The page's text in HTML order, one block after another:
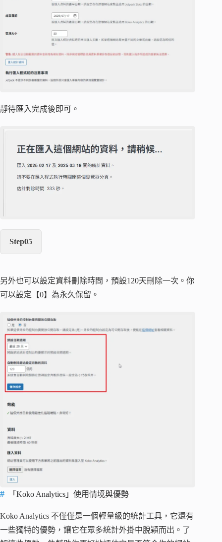
靜待匯入完成後即可。
Step05
另外也可以設定資料刪除時間，預設120天刪除一次。你
可以設定【0】為永久保留。
「Koko Analytics」使用情境與優勢
Koko Analytics 不僅僅是一個輕量級的統計工具，它還有
一些獨特的優勢，讓它在眾多統計外掛中脫穎而出。了